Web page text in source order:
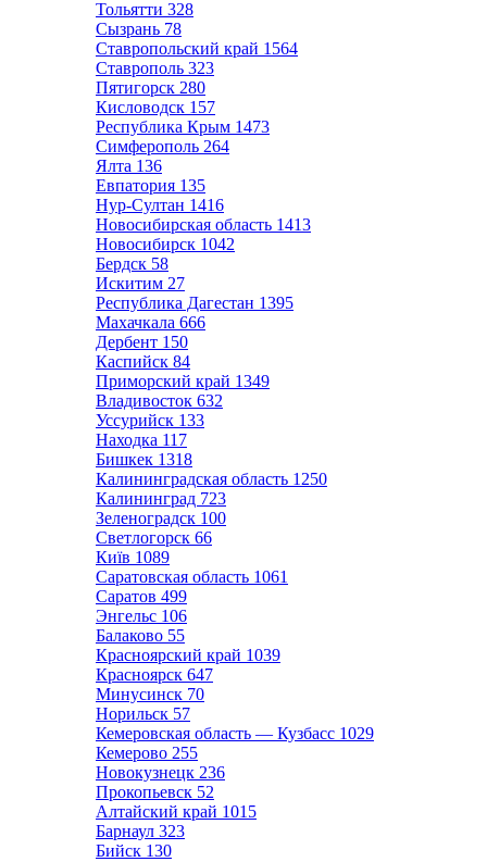
Тольятти 328
Сызрань 78
Ставропольский край 1564
Ставрополь 323
Пятигорск 280
Кисловодск 157
Республика Крым 1473
Симферополь 264
Ялта 136
Евпатория 135
Нур-Султан 1416
Новосибирская область 1413
Новосибирск 1042
Бердск 58
Искитим 27
Республика Дагестан 1395
Махачкала 666
Дербент 150
Каспийск 84
Приморский край 1349
Владивосток 632
Уссурийск 133
Находка 117
Бишкек 1318
Калининградская область 1250
Калининград 723
Зеленоградск 100
Светлогорск 66
Київ 1089
Саратовская область 1061
Саратов 499
Энгельс 106
Балаково 55
Красноярский край 1039
Красноярск 647
Минусинск 70
Норильск 57
Кемеровская область — Кузбасс 1029
Кемерово 255
Новокузнецк 236
Прокопьевск 52
Алтайский край 1015
Барнаул 323
Бийск 130